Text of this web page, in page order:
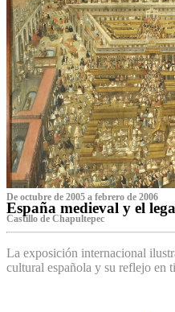
De octubre de 2005 a febrero de 2006
España medieval y el
Castillo de Chapultepec
La exposición internacional
cultural española y su reflejo en